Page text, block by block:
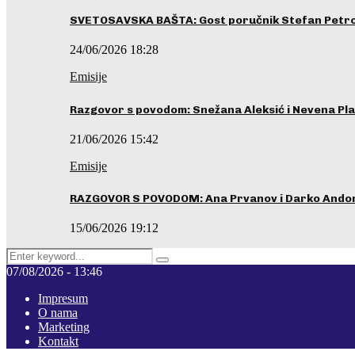
SVETOSAVSKA BAŠTA: Gost poručnik Stefan
24/06/2026 18:28
Emisije
Razgovor s povodom: Snežana Aleksić i Nevena
21/06/2026 15:42
Emisije
RAZGOVOR S POVODOM: Ana Prvanov i Darko
15/06/2026 19:12
Search
for:
Pretraga
07/08/2026 - 13:46
Impresum
O nama
Marketing
Kontakt